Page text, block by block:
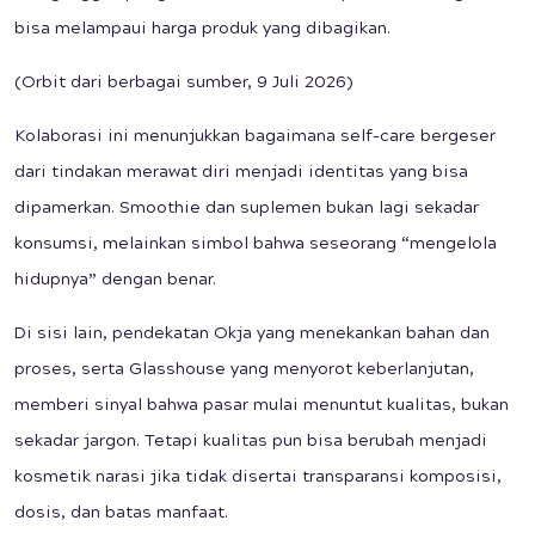
bisa melampaui harga produk yang dibagikan.
(Orbit dari berbagai sumber, 9 Juli 2026)
Kolaborasi ini menunjukkan bagaimana self-care bergeser
dari tindakan merawat diri menjadi identitas yang bisa
dipamerkan. Smoothie dan suplemen bukan lagi sekadar
konsumsi, melainkan simbol bahwa seseorang “mengelola
hidupnya” dengan benar.
Di sisi lain, pendekatan Okja yang menekankan bahan dan
proses, serta Glasshouse yang menyorot keberlanjutan,
memberi sinyal bahwa pasar mulai menuntut kualitas, bukan
sekadar jargon. Tetapi kualitas pun bisa berubah menjadi
kosmetik narasi jika tidak disertai transparansi komposisi,
dosis, dan batas manfaat.